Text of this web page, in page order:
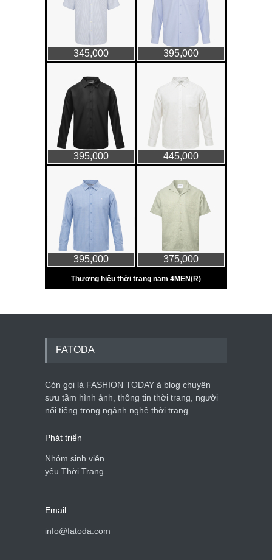
FATODA
Còn gọi là FASHION TODAY à blog chuyên
sưu tầm hình ảnh, thông tin thời trang, người
nổi tiếng trong ngành nghề thời trang
Phát triển
Nhóm sinh viên
yêu Thời Trang
Email
info@fatoda.com